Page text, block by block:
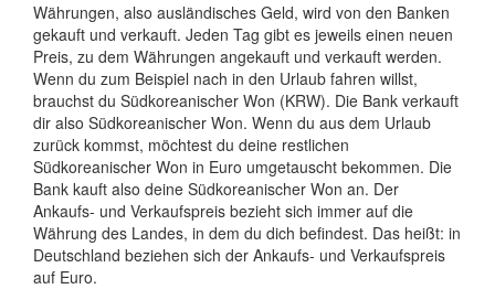
Währungen, also ausländisches Geld, wird von den Banken
gekauft und verkauft. Jeden Tag gibt es jeweils einen neuen
Preis, zu dem Währungen angekauft und verkauft werden.
Wenn du zum Beispiel nach in den Urlaub fahren willst,
brauchst du Südkoreanischer Won (KRW). Die Bank verkauft
dir also Südkoreanischer Won. Wenn du aus dem Urlaub
zurück kommst, möchtest du deine restlichen
Südkoreanischer Won in Euro umgetauscht bekommen. Die
Bank kauft also deine Südkoreanischer Won an. Der
Ankaufs- und Verkaufspreis bezieht sich immer auf die
Währung des Landes, in dem du dich befindest. Das heißt: in
Deutschland beziehen sich der Ankaufs- und Verkaufspreis
auf Euro.